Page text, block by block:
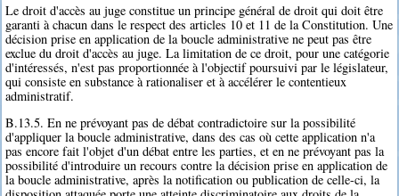
Le droit d'accès au juge constitue un principe général de droit qui doit être
garanti à chacun dans le respect des articles 10 et 11 de la Constitution. Une
décision prise en application de la boucle administrative ne peut pas être
exclue du droit d'accès au juge. La limitation de ce droit, pour une catégorie
d'intéressés, n'est pas proportionnée à l'objectif poursuivi par le législateur,
qui consiste en substance à rationaliser et à accélérer le contentieux
administratif.
B.13.5. En ne prévoyant pas de débat contradictoire sur la possibilité
d'appliquer la boucle administrative, dans des cas où cette application n'a
pas encore fait l'objet d'un débat entre les parties, et en ne prévoyant pas la
possibilité d'introduire un recours contre la décision prise en application de
la boucle administrative, après la notification ou publication de celle-ci, la